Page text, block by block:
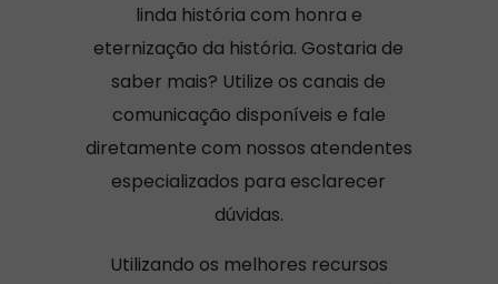
linda história com honra e
eternização da história. Gostaria de
saber mais? Utilize os canais de
comunicação disponíveis e fale
diretamente com nossos atendentes
especializados para esclarecer
dúvidas.
Utilizando os melhores recursos